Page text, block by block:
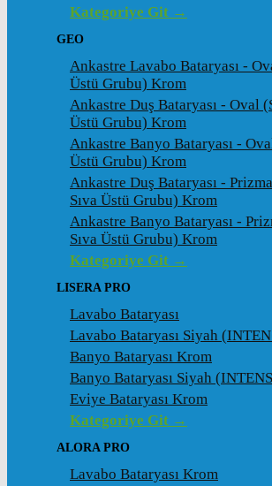
Kategoriye Git →
GEO
Ankastre Lavabo Bataryası -
Üstü Grubu) Krom
Ankastre Duş Bataryası - Oval
Üstü Grubu) Krom
Ankastre Banyo Bataryası -
Üstü Grubu) Krom
Ankastre Duş Bataryası -
Sıva Üstü Grubu) Krom
Ankastre Banyo Bataryası -
Sıva Üstü Grubu) Krom
Kategoriye Git →
LISERA PRO
Lavabo Bataryası
Lavabo Bataryası Siyah
Banyo Bataryası Krom
Banyo Bataryası Siyah
Eviye Bataryası Krom
Kategoriye Git →
ALORA PRO
Lavabo Bataryası Krom